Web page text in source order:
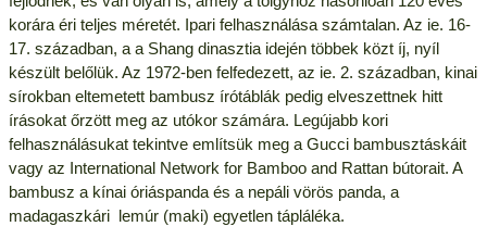
korára éri teljes méretét. Ipari felhasználása számtalan. Az ie. 16-
17. században, a a Shang dinasztia idején többek közt íj, nyíl
készült belőlük. Az 1972-ben felfedezett, az ie. 2. században, kinai
sírokban eltemetett bambusz írótáblák pedig elveszettnek hitt
írásokat őrzött meg az utókor számára. Legújabb kori
felhasználásukat tekintve említsük meg a Gucci bambusztáskáit
vagy az International Network for Bamboo and Rattan bútorait. A
bambusz a kínai óriáspanda és a nepáli vörös panda, a
madagaszkári lemúr (maki) egyetlen tápláléka.